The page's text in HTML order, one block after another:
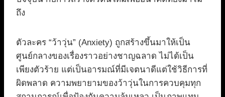
ถึง
ตัวละคร “ว้าวุ่น” (Anxiety) ถูกสร้างขึ้นมาให้เป็น
ศูนย์กลางของเรื่องราวอย่างชาญฉลาด ไม่ได้เป็น
เพียงตัวร้าย แต่เป็นอารมณ์ที่มีเจตนาดีแต่ใช้วิธีการที่
ผิดพลาด ความพยายามของว้าวุ่นในการควบคุมทุก